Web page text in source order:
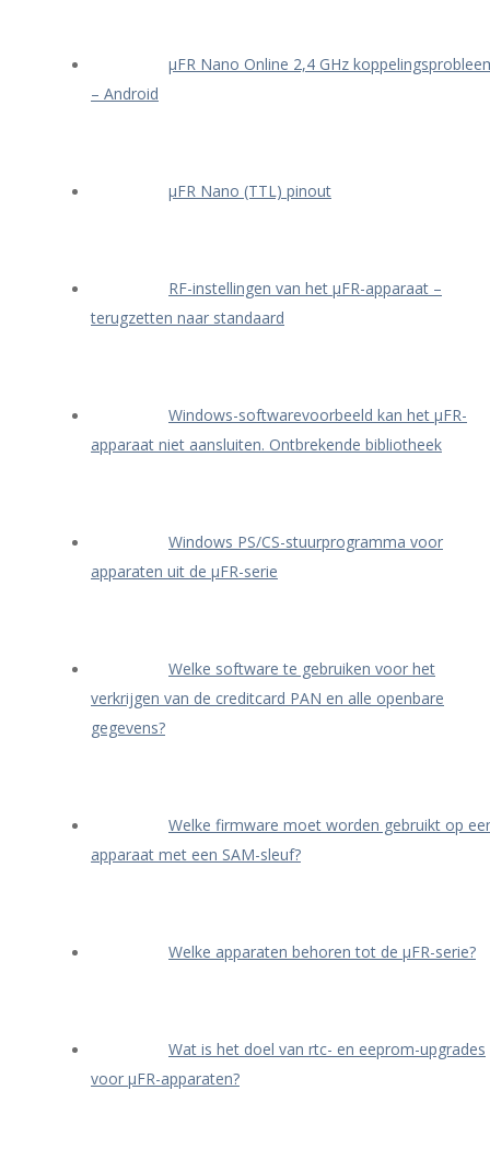
μFR Nano Online 2,4 GHz
– Android
μFR Nano (TTL) pinout
RF-instellingen van het μFR-apparaat –
terugzetten naar standaard
Windows-softwarevoorbeeld kan het μFR-
apparaat niet aansluiten. Ontbrekende bibliotheek
Windows PS/CS-stuurprogramma voor
apparaten uit de μFR-serie
Welke software te gebruiken voor het
verkrijgen van de creditcard PAN en alle openbare
gegevens?
Welke firmware moet worden gebruikt op
apparaat met een SAM-sleuf?
Welke apparaten behoren tot de μFR-serie?
Wat is het doel van rtc- en eeprom-upgrades
voor μFR-apparaten?